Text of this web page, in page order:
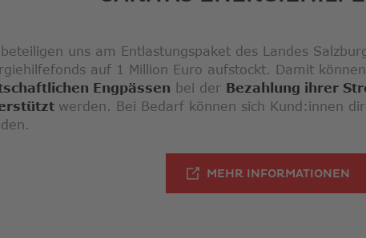
uns am Entlastungspaket des Landes
auf 1 Million Euro aufstockt. Damit können
Engpässen bei der Bezahlung ihrer
werden. Bei Bedarf können sich Kund:innen
MEHR INFORMATIONEN